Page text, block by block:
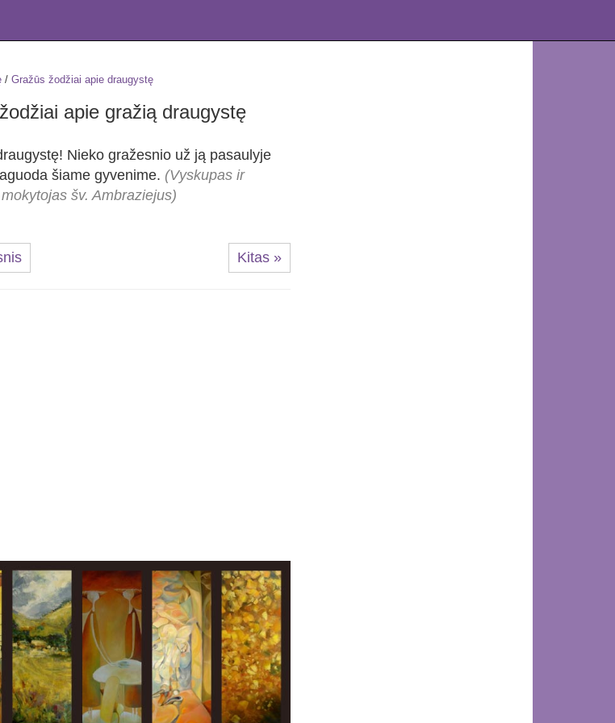
/ Gražūs žodžiai apie draugystę
apie gražią draugystę
Nieko gražesnio už ją pasaulyje
šiame gyvenime. (Vyskupas ir
šv. Ambraziejus)
Kitas »